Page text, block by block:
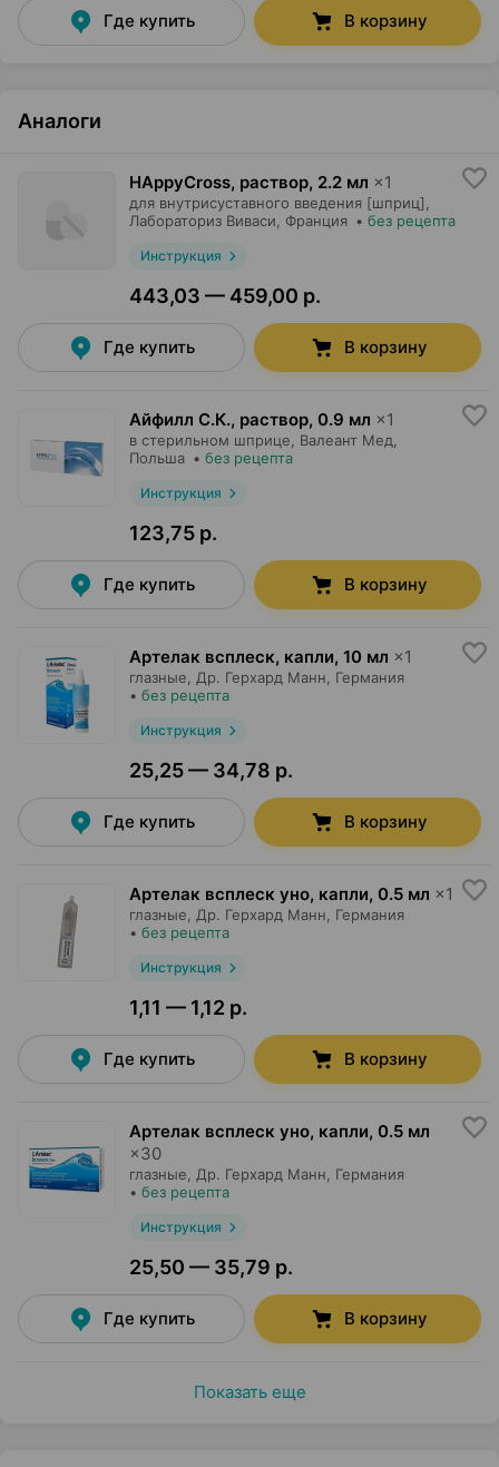
Где купить В корзину
Аналоги
HAppyCross, раствор, 2.2 мл ×1
для внутрисуставного введения [шприц],
Лабораториз Виваси , Франция • без рецепта
Инструкция
443,03 — 459,00 р.
Где купить В корзину
Айфилл С.К., раствор, 0.9 мл ×1
в стерильном шприце, Валеант Мед
Польша • без рецепта
Инструкция
123,75 р.
Где купить В корзину
Артелак всплеск, капли, 10 мл ×1
глазные, Др. Герхард Манн , Германия
• без рецепта
Инструкция
25,25 — 34,78 р.
Где купить В корзину
Артелак всплеск уно, капли, 0.5 мл ×1
глазные, Др. Герхард Манн , Германия
• без рецепта
Инструкция
1,11 — 1,12 р.
Где купить В корзину
Артелак всплеск уно, капли, 0.5 мл
×30
глазные, Др. Герхард Манн , Германия
• без рецепта
Инструкция
25,50 — 35,79 р.
Где купить В корзину
Показать еще